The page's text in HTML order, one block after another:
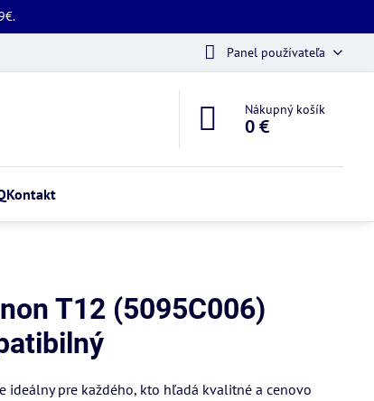
Panel používateľa
Nákupný košík
0 €
Kontakt
T12 (5095C006)
ideálny pre každého, kto hľadá kvalitné a cenovo